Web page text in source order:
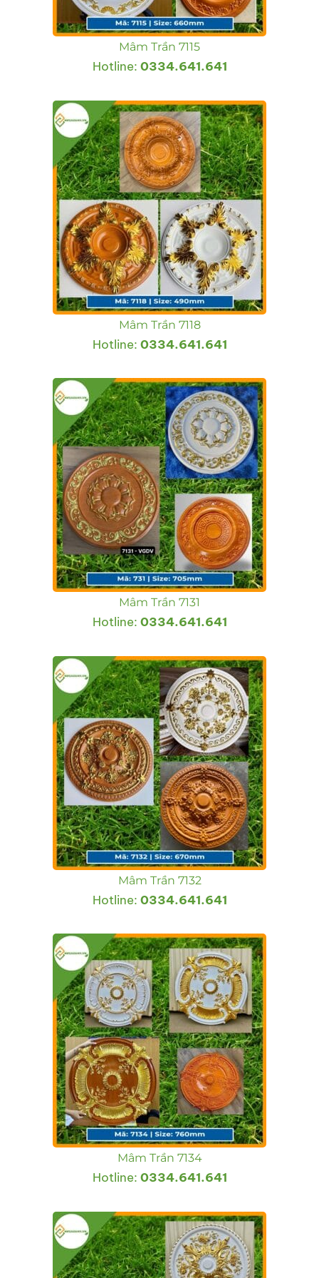
Mâm Trần 7115
Hotline: 0334.641.641
Mâm Trần 7118
Hotline: 0334.641.641
Mâm Trần 7131
Hotline: 0334.641.641
Mâm Trần 7132
Hotline: 0334.641.641
Mâm Trần 7134
Hotline: 0334.641.641